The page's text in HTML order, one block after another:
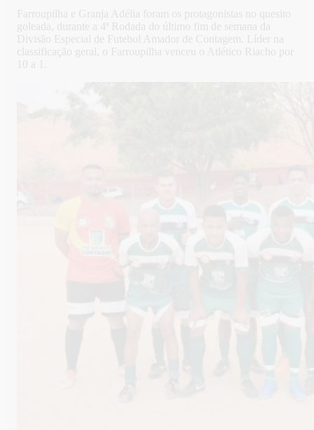
Farroupilha e Granja Adélia foram os protagonistas no quesito
goleada, durante a 4ª Rodada do último fim de semana da
Divisão Especial de Futebol Amador de Contagem. Líder na
classificação geral, o Farroupilha venceu o Atlético Riacho por
10 a 1.